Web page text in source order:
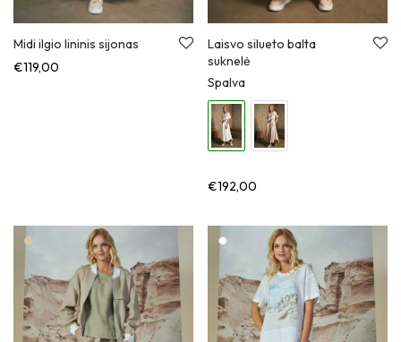
Midi ilgio lininis sijonas
€119,00
Laisvo silueto balta
suknelė
Spalva
€192,00